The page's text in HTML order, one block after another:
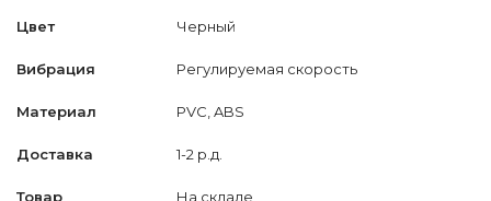
Цвет Черный
Вибрация Регулируемая скорость
Материал PVC, ABS
Доставка 1-2 р.д.
Товар На складе